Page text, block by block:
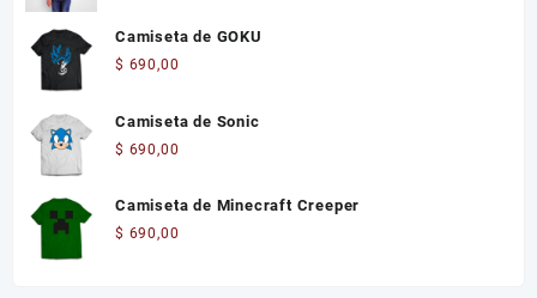
Camiseta de GOKU
$ 690,00
Camiseta de Sonic
$ 690,00
Camiseta de Minecraft Creeper
$ 690,00